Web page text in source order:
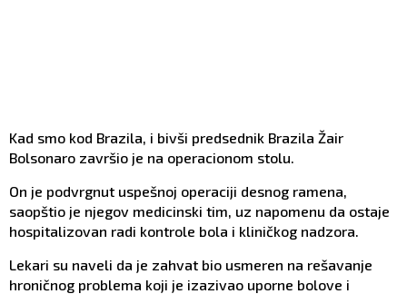
Kad smo kod Brazila, i bivši predsednik Brazila Žair
Bolsonaro završio je na operacionom stolu.
On je podvrgnut uspešnoj operaciji desnog ramena,
saopštio je njegov medicinski tim, uz napomenu da ostaje
hospitalizovan radi kontrole bola i kliničkog nadzora.
Lekari su naveli da je zahvat bio usmeren na rešavanje
hroničnog problema koji je izazivao uporne bolove i